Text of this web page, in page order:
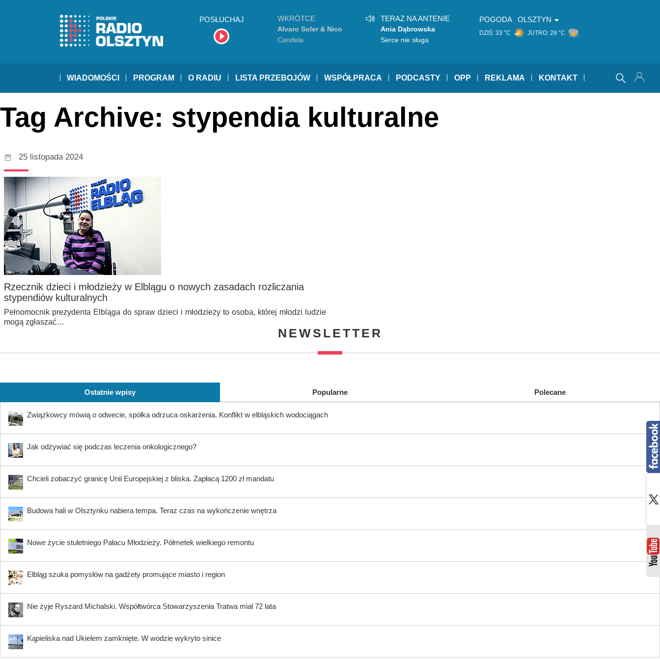
POSŁUCHAJ WKRÓTCE
Alvaro Soler & Nico
Santos
Candela
TERAZ NA ANTENIE
Ania Dąbrowska
Serce nie sługa
POGODA OLSZTYN
DZIŚ: 33 °C JUTRO: 29 °C
WIADOMOŚCI PROGRAM O RADIU LISTA PRZEBOJÓW WSPÓŁPRACA PODCASTY OPP REKLAMA KONTAKT
Tag Archive: stypendia kulturalne
25 listopada 2024
Rzecznik dzieci i młodzieży w Elblągu o nowych zasadach rozliczania
stypendiów kulturalnych
Pełnomocnik prezydenta Elbląga do spraw dzieci i młodzieży to osoba, której młodzi ludzie
mogą zgłaszać…
NEWSLETTER
Ostatnie wpisy Popularne Polecane
Związkowcy mówią o odwecie, spółka odrzuca oskarżenia. Konflikt w elbląskich wodociągach
Jak odżywiać się podczas leczenia onkologicznego?
Chcieli zobaczyć granicę Unii Europejskiej z bliska. Zapłacą 1200 zł mandatu
Budowa hali w Olsztynku nabiera tempa. Teraz czas na wykończenie wnętrza
Nowe życie stuletniego Pałacu Młodzieży. Półmetek wielkiego remontu
Elbląg szuka pomysłów na gadżety promujące miasto i region
Nie żyje Ryszard Michalski. Współtwórca Stowarzyszenia Tratwa miał 72 lata
Kąpieliska nad Ukielem zamknięte. W wodzie wykryto sinice